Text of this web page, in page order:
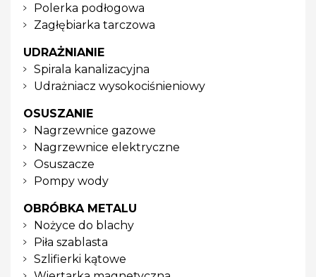
Polerka podłogowa
Zagłębiarka tarczowa
UDRAŻNIANIE
Spirala kanalizacyjna
Udrażniacz wysokociśnieniowy
OSUSZANIE
Nagrzewnice gazowe
Nagrzewnice elektryczne
Osuszacze
Pompy wody
OBRÓBKA METALU
Nożyce do blachy
Piła szablasta
Szlifierki kątowe